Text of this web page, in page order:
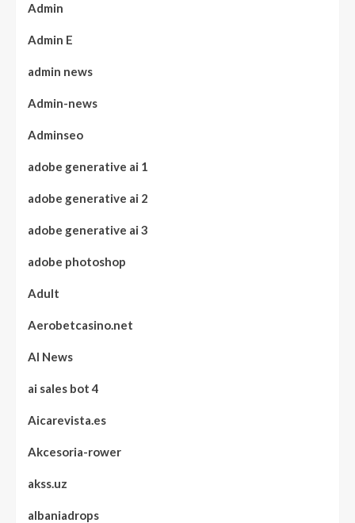
Admin
Admin E
admin news
Admin-news
Adminseo
adobe generative ai 1
adobe generative ai 2
adobe generative ai 3
adobe photoshop
Adult
Aerobetcasino.net
AI News
ai sales bot 4
Aicarevista.es
Akcesoria-rower
akss.uz
albaniadrops